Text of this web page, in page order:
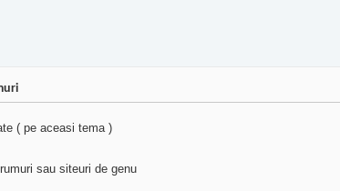
( pe aceasi tema )
sau siteuri de genu